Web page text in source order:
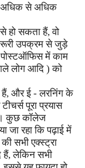
से अधिक
हो सकता हैं,वो
उपक्रम से जुड़े
पोस्टऑफिस में काम
लोग आदि ) को
,और ई - लरनिंग के
पूरा प्रयास
कुछ कॉलेज
जा रहा कि पढ़ाई में
सभी एक्स्ट्रा
हैं,लेकिन सभी